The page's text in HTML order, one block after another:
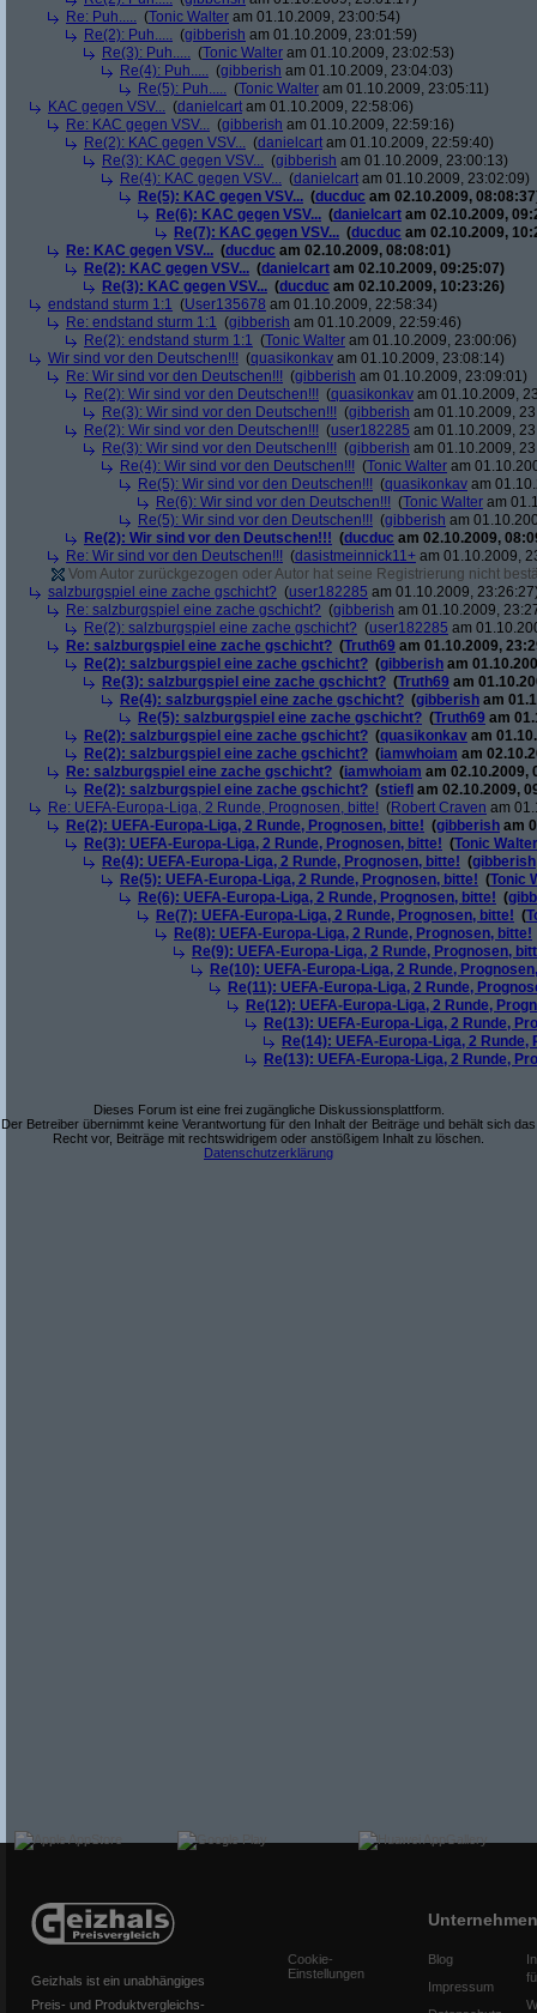
Re: Puh..... (Tonic Walter am 01.10.2009, 23:00:54)
Re(2): Puh..... (gibberish am 01.10.2009, 23:01:59)
Re(3): Puh..... (Tonic Walter am 01.10.2009, 23:02:53)
Re(4): Puh..... (gibberish am 01.10.2009, 23:04:03)
Re(5): Puh..... (Tonic Walter am 01.10.2009, 23:05:11)
KAC gegen VSV... (danielcart am 01.10.2009, 22:58:06)
Re: KAC gegen VSV... (gibberish am 01.10.2009, 22:59:16)
Re(2): KAC gegen VSV... (danielcart am 01.10.2009, 22:59:40)
Re(3): KAC gegen VSV... (gibberish am 01.10.2009, 23:00:13)
Re(4): KAC gegen VSV... (danielcart am 01.10.2009, 23:02:09)
Re(5): KAC gegen VSV... (ducduc am 02.10.2009,
Re(6): KAC gegen VSV... (danielcart am 02.10.2009,
Re(7): KAC gegen VSV... (ducduc am 02.10.2009,
Re: KAC gegen VSV... (ducduc am 02.10.2009, 08:08:01)
Re(2): KAC gegen VSV... (danielcart am 02.10.2009, 09:25:07)
Re(3): KAC gegen VSV... (ducduc am 02.10.2009, 10:23:26)
endstand sturm 1:1 (User135678 am 01.10.2009, 22:58:34)
Re: endstand sturm 1:1 (gibberish am 01.10.2009, 22:59:46)
Re(2): endstand sturm 1:1 (Tonic Walter am 01.10.2009, 23:00:06)
Wir sind vor den Deutschen!!! (quasikonkav am 01.10.2009, 23:08:14)
Re: Wir sind vor den Deutschen!!! (gibberish am 01.10.2009, 23:09:01)
Re(2): Wir sind vor den Deutschen!!! (quasikonkav am 01.10.2009,
Re(3): Wir sind vor den Deutschen!!! (gibberish am 01.10.2009,
Re(2): Wir sind vor den Deutschen!!! (user182285 am 01.10.2009,
Re(3): Wir sind vor den Deutschen!!! (gibberish am 01.10.2009,
Re(4): Wir sind vor den Deutschen!!! (Tonic Walter am
Re(5): Wir sind vor den Deutschen!!! (quasikonkav am
Re(6): Wir sind vor den Deutschen!!! (Tonic Walter am
Re(5): Wir sind vor den Deutschen!!! (gibberish am
Re(2): Wir sind vor den Deutschen!!! (ducduc am 02.10.2009,
Re: Wir sind vor den Deutschen!!! (dasistmeinnick11+ am 01.10.2009,
Vom Autor zurückgezogen oder Autor hat seine Registrierung nicht
salzburgspiel eine zache gschicht? (user182285 am 01.10.2009,
Re: salzburgspiel eine zache gschicht? (gibberish am 01.10.2009,
Re(2): salzburgspiel eine zache gschicht? (user182285 am
Re: salzburgspiel eine zache gschicht? (Truth69 am 01.10.2009,
Re(2): salzburgspiel eine zache gschicht? (gibberish am
Re(3): salzburgspiel eine zache gschicht? (Truth69 am
Re(4): salzburgspiel eine zache gschicht? (gibberish am
Re(5): salzburgspiel eine zache gschicht? (Truth69 am
Re(2): salzburgspiel eine zache gschicht? (quasikonkav am
Re(2): salzburgspiel eine zache gschicht? (iamwhoiam am
Re: salzburgspiel eine zache gschicht? (iamwhoiam am 02.10.2009,
Re(2): salzburgspiel eine zache gschicht? (stiefl am 02.10.2009,
Re: UEFA-Europa-Liga, 2 Runde, Prognosen, bitte! (Robert Craven am
Re(2): UEFA-Europa-Liga, 2 Runde, Prognosen, bitte! (gibberish am
Re(3): UEFA-Europa-Liga, 2 Runde, Prognosen, bitte! (Tonic Walter
Re(4): UEFA-Europa-Liga, 2 Runde, Prognosen, bitte! (gibberish
Re(5): UEFA-Europa-Liga, 2 Runde, Prognosen, bitte! (Tonic
Re(6): UEFA-Europa-Liga, 2 Runde, Prognosen, bitte! (
Re(7): UEFA-Europa-Liga, 2 Runde, Prognosen, bitte! (
Re(8): UEFA-Europa-Liga, 2 Runde, Prognosen, bitte!
Re(9): UEFA-Europa-Liga, 2 Runde, Prognosen,
Re(10): UEFA-Europa-Liga, 2 Runde,
Re(11): UEFA-Europa-Liga, 2 Runde,
Re(12): UEFA-Europa-Liga, 2 Runde,
Re(13): UEFA-Europa-Liga, 2 Runde,
Re(14): UEFA-Europa-Liga, 2
Re(13): UEFA-Europa-Liga, 2 Runde,
Dieses Forum ist eine frei zugängliche Diskussionsplattform.
Der Betreiber übernimmt keine Verantwortung für den Inhalt der Beiträge und behält sich das
Recht vor, Beiträge mit rechtswidrigem oder anstößigem Inhalt zu löschen.
Datenschutzerklärung
Geizhals ist ein unabhängiges
Preis- und Produktvergleichs-
Cookie-
Einstellungen
Unternehmen
Blog
Impressum